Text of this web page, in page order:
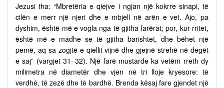
Jezusi tha: “Mbretëria e qiejve i ngjan një kokrre sinapi, të
cilën e merr një njeri dhe e mbjell në arën e vet. Ajo, pa
dyshim, është më e vogla nga të gjitha farërat; por, kur rritet,
është më e madhe se të gjitha barishtet, dhe bëhet një
pemë, aq sa zogjtë e qiellit vijnë dhe gjejnë strehë në degët
e saj” (vargjet 31–32). Një farë mustarde ka vetëm rreth dy
milimetra në diametër dhe vjen në tri lloje kryesore: të
verdhë, të zezë dhe të bardhë. Brenda kësaj fare gjendet një